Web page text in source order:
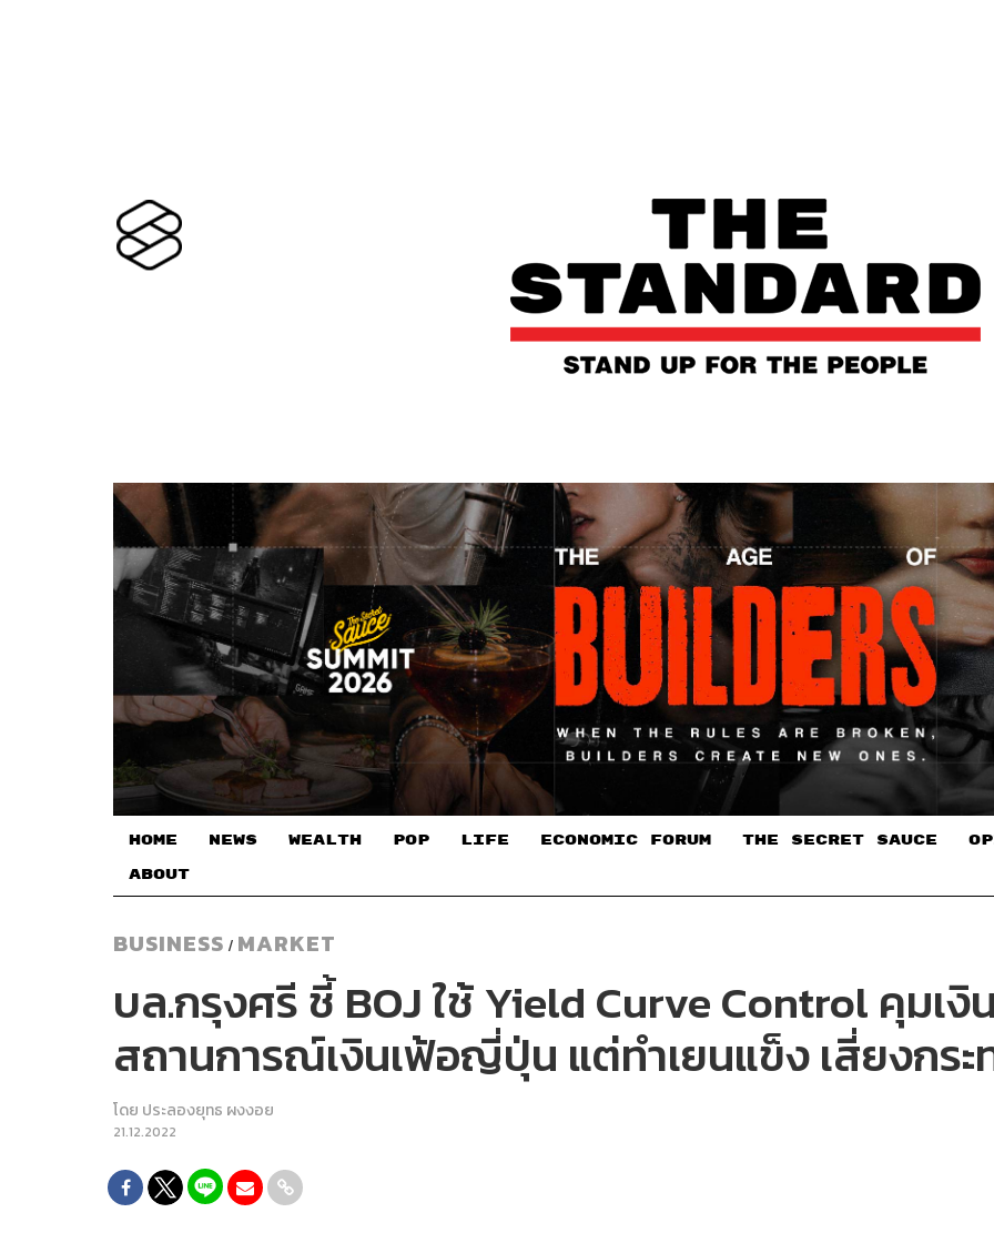
HOME NEWS WEALTH POP LIFE ECONOMIC FORUM THE SECRET SAUCE​
ABOUT
BUSINESS / MARKET
บล.กรุงศรี ชี้ BOJ ใช้ Yield Curve Control คุมเงิ
สถานการณ์เงินเฟ้อญี่ปุ่น แต่ทำเยนแข็ง เสี่ยงกระ
โดย ประลองยุทธ ผงงอย
21.12.2022